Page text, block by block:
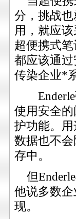
分，挑战
用，就应
超便携式
都应该通
传染企业*
Enderle
使用安全
护功能。
数据也不
存中。
但
他说多数企
现。